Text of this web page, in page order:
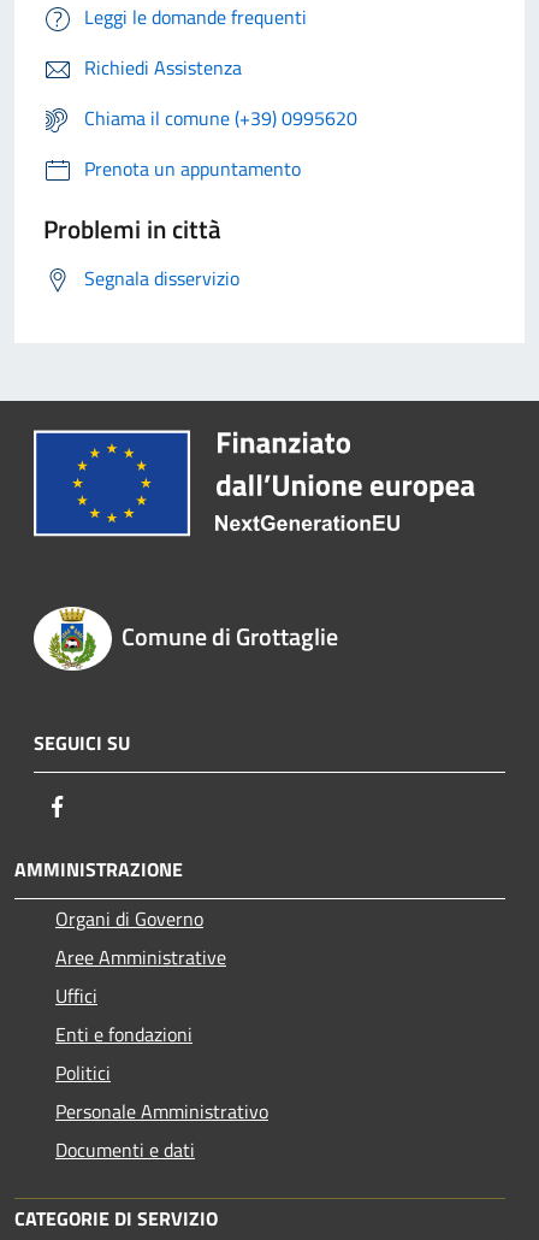
Leggi le domande frequenti
Richiedi Assistenza
Chiama il comune (+39) 0995620
Prenota un appuntamento
Problemi in città
Segnala disservizio
Comune di Grottaglie
SEGUICI SU
AMMINISTRAZIONE
Organi di Governo
Aree Amministrative
Uffici
Enti e fondazioni
Politici
Personale Amministrativo
Documenti e dati
CATEGORIE DI SERVIZIO